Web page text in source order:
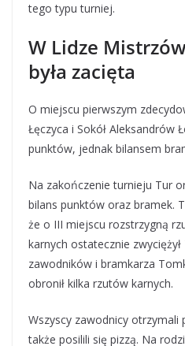
tego typu turniej.
W Lidze
była zacięta
O miejscu pierwszym
Łęczyca i Sokół Aleksandrów
punktów, jednak bilansem
Na zakończenie turnieju Tur
bilans punktów oraz bramek.
że o III miejscu rozstrzygną
karnych ostatecznie
zawodników i bramkarza
obronił kilka rzutów karnych.
Wszyscy zawodnicy otrzymali
także posilili się pizzą. Na